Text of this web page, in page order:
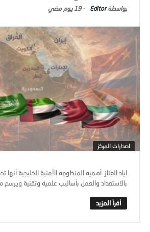
Editor
-19 يوم ‎مضي
اصدارات المركز
اياد العناز أهمية المنظومة الأمنية الخليجية أنها
بالاستعداد والعمل بأساليب علمية وتقنية